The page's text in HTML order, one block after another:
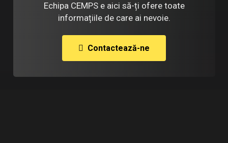
Echipa CEMPS e aici să-ți ofere toate
informațiile de care ai nevoie.
Contactează-ne